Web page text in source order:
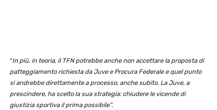
“In più, in teoria, il TFN potrebbe anche non accettare la proposta di
patteggiamento richiesta da Juve e Procura Federale e quel punto
si andrebbe direttamente a processo, anche subito. La Juve, a
prescindere, ha scelto la sua strategia: chiudere le vicende di
giustizia sportiva il prima possibile”.